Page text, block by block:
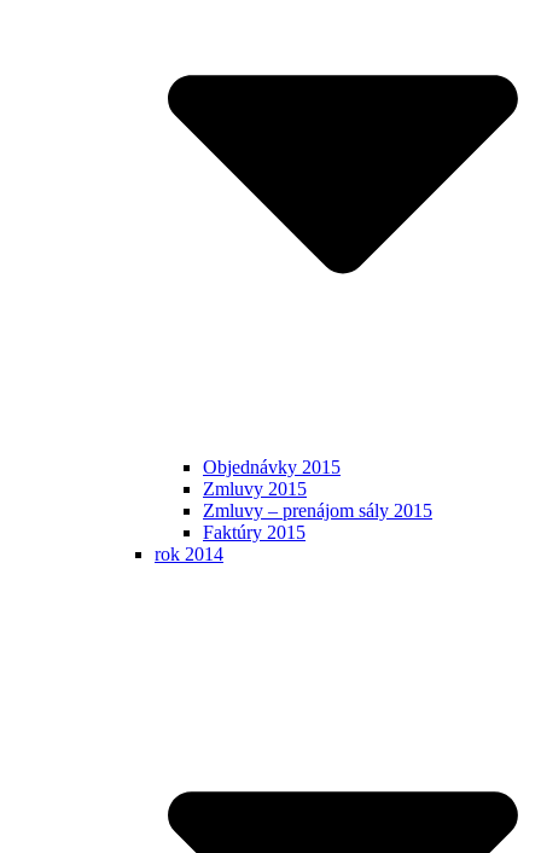
Objednávky 2015
Zmluvy 2015
Zmluvy – prenájom sály 2015
Faktúry 2015
rok 2014